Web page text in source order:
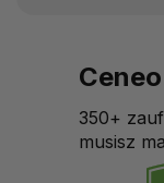
350+
musisz